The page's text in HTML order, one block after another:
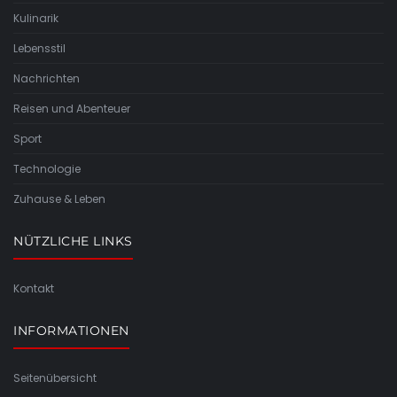
Kulinarik
Lebensstil
Nachrichten
Reisen und Abenteuer
Sport
Technologie
Zuhause & Leben
NÜTZLICHE LINKS
Kontakt
INFORMATIONEN
Seitenübersicht